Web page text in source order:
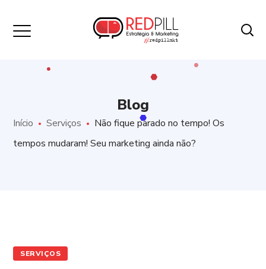
Blog
Início Serviços
Não fique parado no tempo! Os
tempos mudaram! Seu marketing ainda não?
SERVIÇOS